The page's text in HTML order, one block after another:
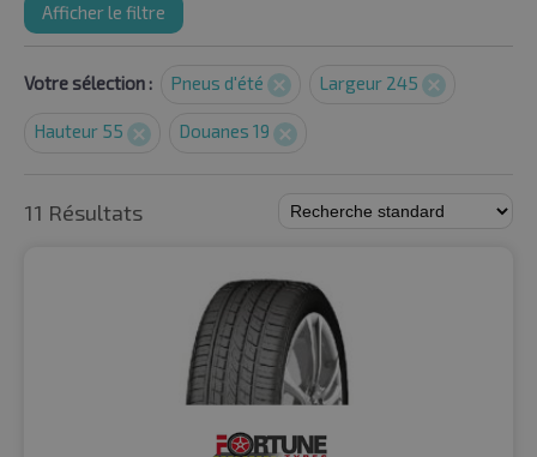
Afficher le filtre
Votre sélection : Pneus d'été Largeur 245
Hauteur 55 Douanes 19
11 Résultats